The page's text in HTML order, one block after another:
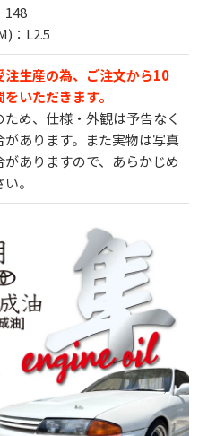
：L2.5
生産の為、ご注文から10
いただきます。
め、仕様・外観は予告なく
があります。また実物は写真
がありますので、あらかじめ
。